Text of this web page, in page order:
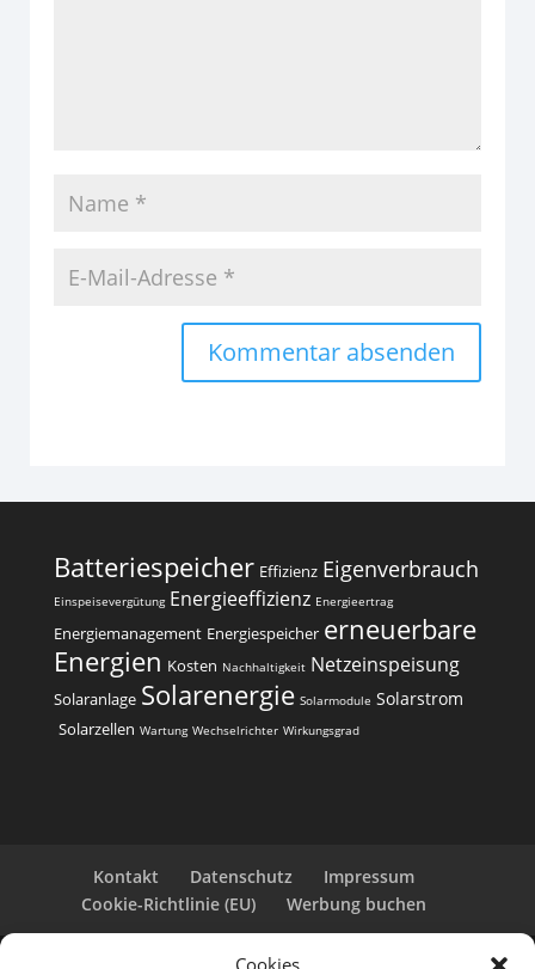
Cookies
Batteriespeicher Effizienz Eigenverbrauch
Einspeisevergütung Energieeffizienz Energieertrag
Energiemanagement Energiespeicher erneuerbare
Energien Kosten Nachhaltigkeit Netzeinspeisung
Solaranlage Solarenergie Solarmodule Solarstrom
Solarzellen Wartung Wechselrichter Wirkungsgrad
Kontakt Datenschutz
Impressum
Cookie-Richtlinie (EU)
Werbung buchen